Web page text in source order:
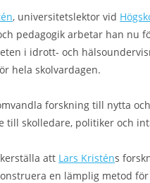
, universitetslektor vid
pedagogik arbetar han nu
i idrott- och
hela skolvardagen.
forskning till nytta
till skolledare, politiker och
att Lars Kristéns
en lämplig metod